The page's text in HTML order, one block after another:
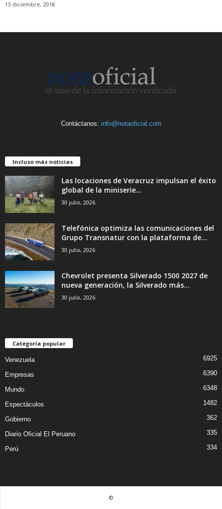
13 diciembre, 2018
Contáctanos: info@notaoficial.com
Incluso más noticias
Las locaciones de Veracruz impulsan el éxito
global de la miniserie...
30 julio, 2026
Telefónica optimiza las comunicaciones del
Grupo Transnatur con la plataforma de...
30 julio, 2026
Chevrolet presenta Silverado 1500 2027 de
nueva generación, la Silverado más...
30 julio, 2026
Categoría popular
Venezuela 6925
Empresas 6390
Mundo 6348
Espectáculos 1482
Gobierno 362
Diario Oficial El Peruano 335
Perú 334
©